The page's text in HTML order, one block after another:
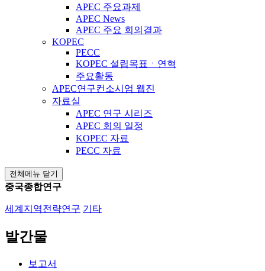
APEC 주요과제
APEC News
APEC 주요 회의결과
KOPEC
PECC
KOPEC 설립목표ㆍ연혁
주요활동
APEC연구컨소시엄 웹진
자료실
APEC 연구 시리즈
APEC 회의 일정
KOPEC 자료
PECC 자료
전체메뉴 닫기
중국종합연구
세계지역전략연구 기타
발간물
보고서